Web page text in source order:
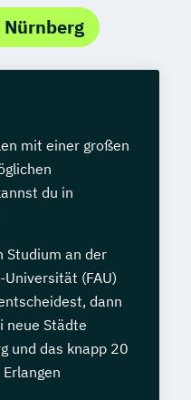
mit einer großen
du in
Studium an der
(FAU)
dann
neue Städte
und das knapp 20